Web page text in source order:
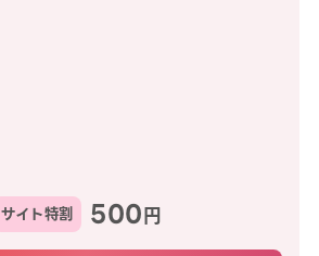
サイト特割 500円